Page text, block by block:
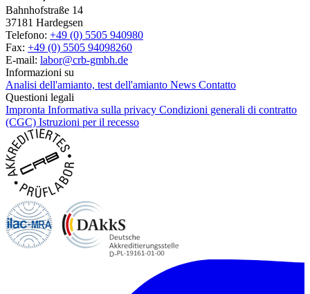
Bahnhofstraße 14
37181 Hardegsen
Telefono: +49 (0) 5505 940980
Fax: +49 (0) 5505 94098260
E-mail: labor@crb-gmbh.de
Informazioni su
Analisi dell'amianto, test dell'amianto News Contatto
Questioni legali
Impronta Informativa sulla privacy Condizioni generali di contratto
(CGC) Istruzioni per il recesso